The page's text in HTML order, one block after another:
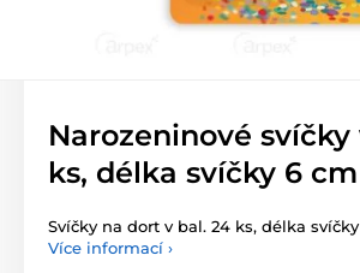
Narozeninové svíčky
ks, délka svíčky 6 cm
Svíčky na dort v bal. 24 ks, délka
Více informací ›